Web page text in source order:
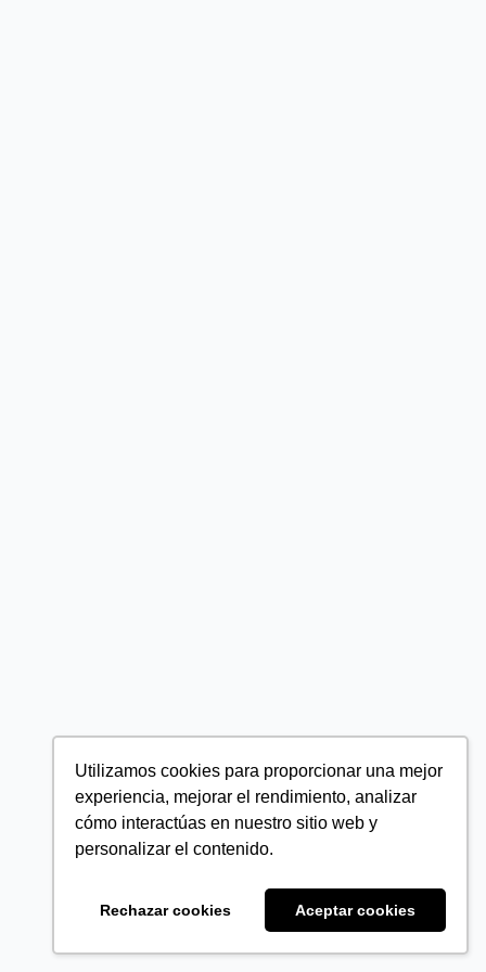
Utilizamos cookies para proporcionar una mejor
experiencia, mejorar el rendimiento, analizar
cómo interactúas en nuestro sitio web y
personalizar el contenido.
Rechazar cookies Aceptar cookies